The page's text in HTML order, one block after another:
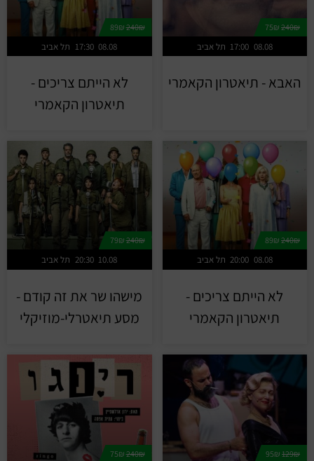
240₪
תל אביב 17:00 08.08
האבא - תיאטרון הקאמרי
240₪
89₪
תל אביב 17:30 08.08
לא הייתם צריכים -
תיאטרון הקאמרי
240₪
תל אביב 20:00 08.08
לא הייתם צריכים -
תיאטרון הקאמרי
240₪
79₪
תל אביב 20:30 10.08
מישהו שר את זה קודם -
מסע תיאטרלי-מוזיקלי
129₪
240₪
75₪